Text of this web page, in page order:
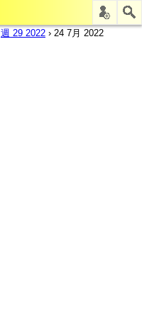
週 29 2022 › 24 7月 2022